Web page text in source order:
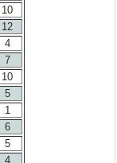
10
12
4
7
10
5
1
6
5
4